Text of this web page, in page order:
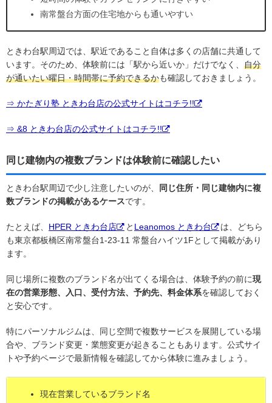
南常盤台方面の住宅地からも通いやすい
ときわ台駅周辺では、駅近であること自体は多くの店舗に共通して
います。そのため、体験前には「駅から近いか」だけでなく、 自分
が通いたい曜日・時間帯に予約できるかも確認しておきましょう。
⇒ かたぎり塾 ときわ台店の公式サイトはコチラ!!
⇒ &8 ときわ台店の公式サイトはコチラ!!
同じ建物内の複数ブランドは体験前に確認したい
ときわ台駅周辺で少し注意したいのが、 同じ住所・同じ建物内に複
数ブランドの掲載があるケースです。
たとえば、 HPER ときわ台店 と Leanomos ときわ台
は、どちら
も東京都板橋区南常盤台1-23-11 常盤台ハイツ1Fとして掲載があり
ます。
同じ場所に複数のブランド名が出てくる場合は、体験予約の前に現
在の営業形態、入口、受付方法、予約先、料金体系を確認しておく
と安心です。
特にパーソナルジムは、同じ空間で複数サービスを展開している場
合や、ブランド変更・業態変更が起きることもあります。公式サイ
トや予約ページで最新情報を確認してから体験に進みましょう。
現在営業しているブランド名